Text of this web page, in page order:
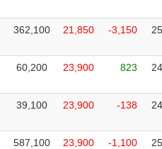
362,100 21,850 -3,150
60,200 23,900 823
39,100 23,900 -138
587,100 23,900 -1,100